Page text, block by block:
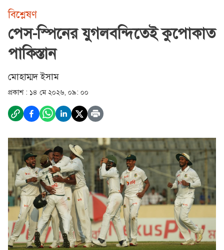
বিশ্লেষণ
পেস-স্পিনের যুগলবন্দিতেই কুপোকাত
পাকিস্তান
মোহাম্মদ ইসাম
প্রকাশ : ১৪ মে ২০২৬, ০৯: ০০